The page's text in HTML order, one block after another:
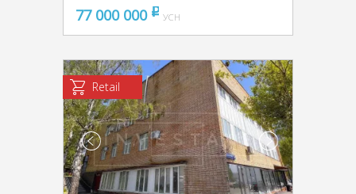
77 000 000 pуб
УСН
Retail